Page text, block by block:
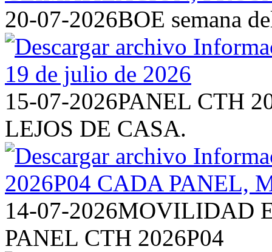
20-07-2026BOE semana
15-07-2026PANEL CTH
LEJOS DE CASA.
14-07-2026MOVILIDAD
PANEL CTH 2026P04